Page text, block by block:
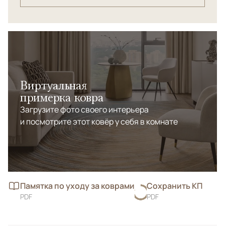
Виртуальная
примерка ковра
Загрузите фото своего интерьера
и посмотрите этот ковёр у себя в комнате
Памятка по уходу за коврами
PDF
Сохранить КП
PDF